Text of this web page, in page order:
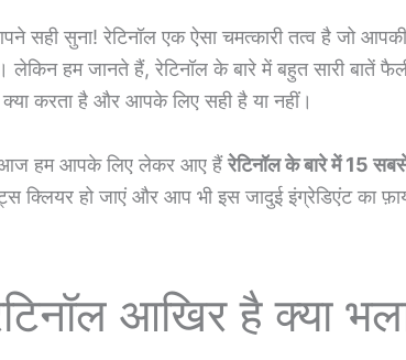
सही सुना! रेटिनॉल एक ऐसा चमत्कारी तत्व है जो
लेकिन हम जानते हैं, रेटिनॉल के बारे में बहुत सारी बातें
क्या करता है और आपके लिए सही है या नहीं।
आज हम आपके लिए लेकर आए हैंरेटिनॉल के बारे में 15
क्लियर हो जाएं और आप भी इस जादुई इंग्रेडिएंट का
आखिर है क्या